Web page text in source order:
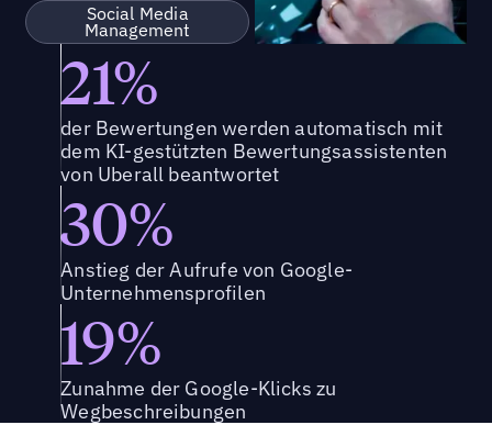
Social Media
Management
21%
der Bewertungen werden automatisch mit
dem KI-gestützten Bewertungsassistenten
von Uberall beantwortet
30%
Anstieg der Aufrufe von Google-
Unternehmensprofilen
19%
Zunahme der Google-Klicks zu
Wegbeschreibungen